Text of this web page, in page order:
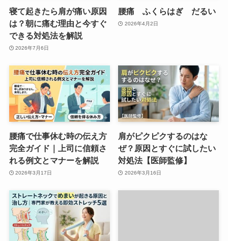
寝て起きたら肩が痛い原因
は？朝に痛む理由と今すぐ
できる対処法を解説
2026年7月6日
腰痛 ふくらはぎ だるい
2026年4月2日
腰痛で仕事休む時の伝え方
完全ガイド｜上司に信頼さ
れる例文とマナーを解説
2026年3月17日
肩がピクピクするのはな
ぜ？原因とすぐに試したい
対処法【医師監修】
2026年3月16日